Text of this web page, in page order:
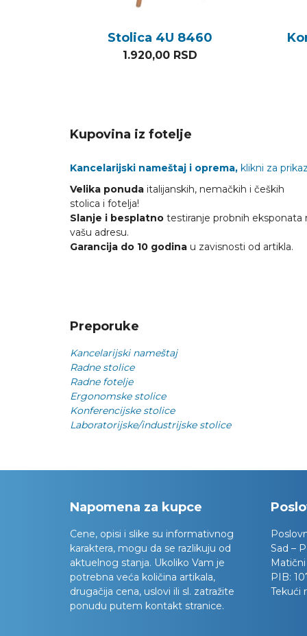
Stolica 4U 8460
1.920,00 RSD
Kupovina iz fotelje
Kancelarijski nameštaj i oprema, klikni za
Velika ponuda italijanskih, nemačkih i čeških
stolica i fotelja!
Slanje i besplatno testiranje probnih eksponata
vašu adresu.
Garancija do 10 godina u zavisnosti od artikla.
Preporuke
Kancelarijski nameštaj
Radne stolice
Radne fotelje
Ergonomske stolice
Konferencijske stolice
Laboratorijske/industrijske stolice
Napomena za kupce
Cene, opisi i slike su informativnog
karaktera, mogu da se razlikuju od
aktuelnog stanja. Ukoliko Vam je
potrebna veća količina artikala,
drugačija cena, uslovi ili sl. zatražite
ponudu putem kontakt stranice.
Sad –
PIB:
Tekući